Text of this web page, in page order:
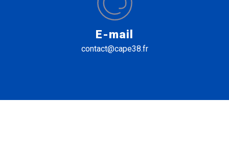
E-mail
contact@cape38.fr